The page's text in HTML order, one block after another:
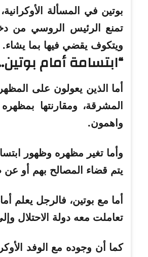
بوتين في المسألة
تمنع الرئيس الروسي من
ويتكوف يقضي فيها بما يشاء.
“ابتسامة أمام
أما الذين يعولون على
المشرقة، ومقارنتها
واهمون.
وأما تغير مظهره وظهور
يتم قضاء المصالح بهم أو
أما مع بوتين، فالرجل
تعاملت معه دولة الاحتلال
كما أن وجوده مع الوفد